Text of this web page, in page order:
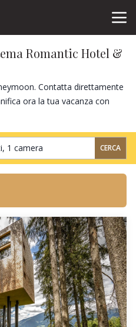
Romantic Hotel &
Contatta direttamente
ora la tua vacanza con
, 1 camera CERCA